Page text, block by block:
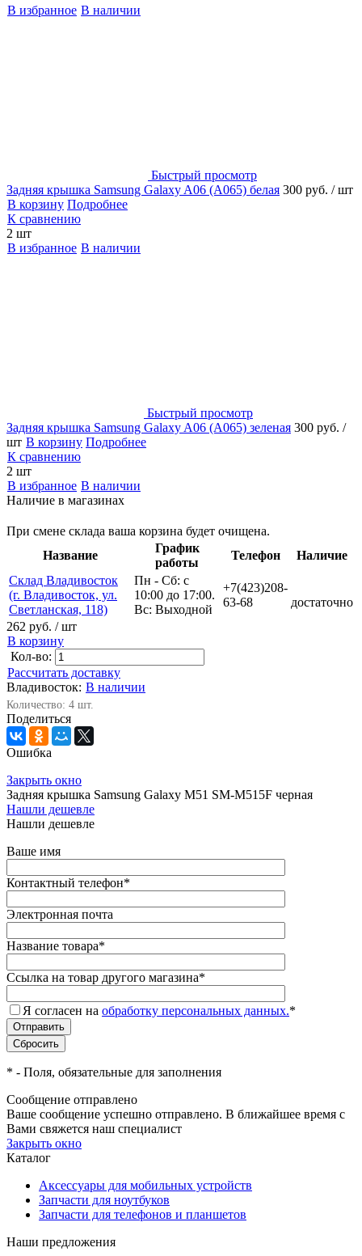
В избранное В наличии
Быстрый просмотр
Задняя крышка Samsung Galaxy A06 (A065) белая 300 руб. / шт
В корзину Подробнее
К сравнению
2 шт
В избранное В наличии
Быстрый просмотр
Задняя крышка Samsung Galaxy A06 (A065) зеленая 300 руб. /
шт В корзину Подробнее
К сравнению
2 шт
В избранное В наличии
Наличие в магазинах
При смене склада ваша корзина будет очищена.
Название
График
работы
Телефон
Наличие
Склад Владивосток
(г. Владивосток, ул.
Светланская, 118)
Пн - Сб: с
10:00 до 17:00.
Вс: Выходной
+7(423)208-
63-68
достаточно
262 руб. / шт
В корзину
Кол-во:
Рассчитать доставку
Владивосток: В наличии
Количество: 4 шт.
Поделиться
Ошибка
Закрыть окно
Задняя крышка Samsung Galaxy M51 SM-M515F черная
Нашли дешевле
Нашли дешевле
Ваше имя
Контактный телефон*
Электронная почта
Название товара*
Ссылка на товар другого магазина*
Я согласен на обработку персональных данных.*
* - Поля, обязательные для заполнения
Сообщение отправлено
Ваше сообщение успешно отправлено. В ближайшее время с
Вами свяжется наш специалист
Закрыть окно
Каталог
Аксессуары для мобильных устройств
Запчасти для ноутбуков
Запчасти для телефонов и планшетов
Наши предложения